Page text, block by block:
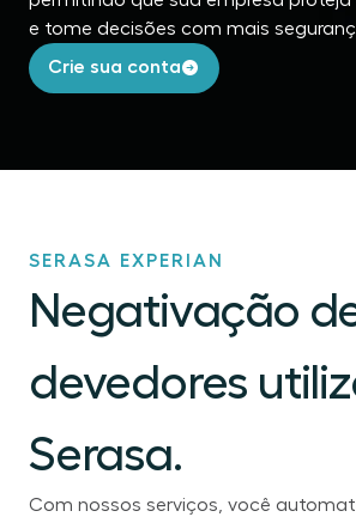
e tome decisões com mais
Crie sua conta
SERASA EXPERIAN
Negativação
devedores
Serasa.
Com nossos serviços, você